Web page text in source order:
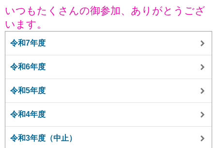
いつもたくさんの御参加、ありがとうござ
います。
令和7年度
令和6年度
令和5年度
令和4年度
令和3年度（中止）